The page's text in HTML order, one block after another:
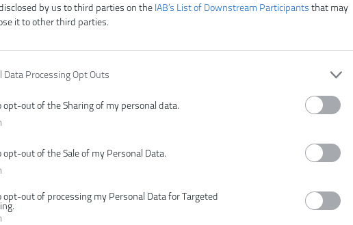
by us to third parties on the IAB’s List of Downstream Participants that may
it to other third parties.
Data Processing Opt Outs
opt-out of the Sharing of my personal data.
opt-out of the Sale of my Personal Data.
opt-out of processing my Personal Data for Targeted
Vrátane aku
Šírka